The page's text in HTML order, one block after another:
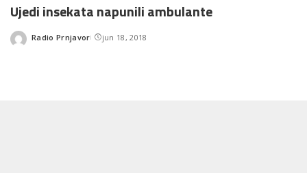
Ujedi insekata napunili ambulante
Posted
Radio Prnjavor jun 18, 2018